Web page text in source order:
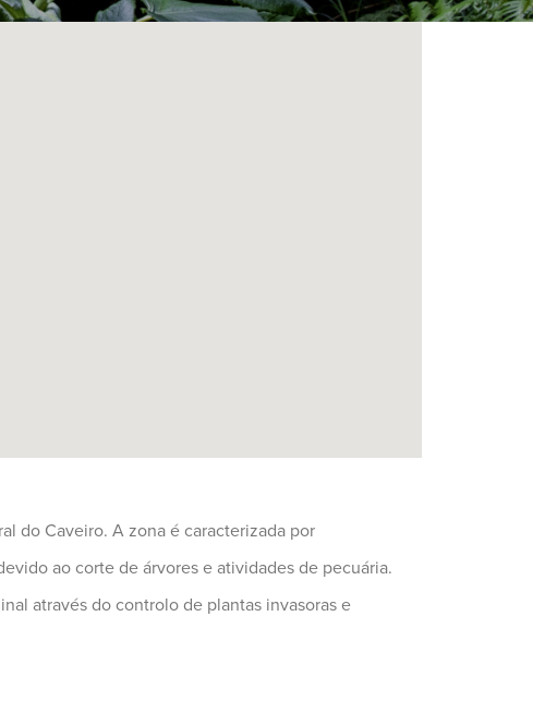
do Caveiro. A zona é caracterizada por
ao corte de árvores e atividades de pecuária.
através do controlo de plantas invasoras e